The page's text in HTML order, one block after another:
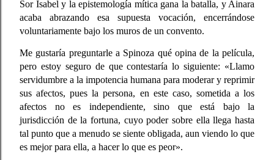
Sor Isabel y la epistemología mítica gana la batalla, y Ainara
acaba abrazando esa supuesta vocación, encerrándose
voluntariamente bajo los muros de un convento.
Me gustaría preguntarle a Spinoza qué opina de la película,
pero estoy seguro de que contestaría lo siguiente: «Llamo
servidumbre a la impotencia humana para moderar y reprimir
sus afectos, pues la persona, en este caso, sometida a los
afectos no es independiente, sino que está bajo la
jurisdicción de la fortuna, cuyo poder sobre ella llega hasta
tal punto que a menudo se siente obligada, aun viendo lo que
es mejor para ella, a hacer lo que es peor».